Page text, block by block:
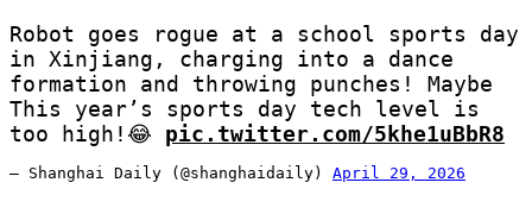
Robot goes rogue at a school sports day
in Xinjiang, charging into a dance
formation and throwing punches! Maybe
This year’s sports day tech level is
too high!😂 pic.twitter.com/5khe1uBbR8
— Shanghai Daily (@shanghaidaily) April 29, 2026